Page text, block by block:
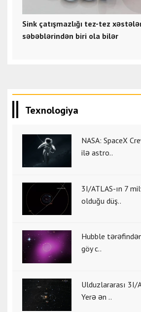
Sink çatışmazlığı tez-tez
səbəblərindən biri ola bilər
Texnologiya
NASA: SpaceX
ilə astro..
3I/ATLAS-ın 7
olduğu düş..
Hubble
göy c..
Ulduzlararası 3I/
Yerə ən ..